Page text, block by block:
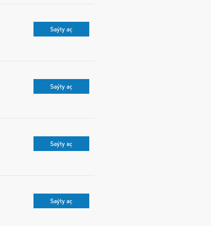
Saýty aç
Saýty aç
Saýty aç
Saýty aç